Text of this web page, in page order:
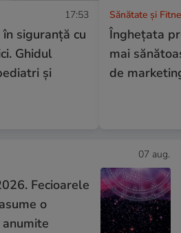
17:53
siguranță cu
Ghidul
și
Sănătate și
Înghețata
mai
de
07 aug.
Fecioarele
o